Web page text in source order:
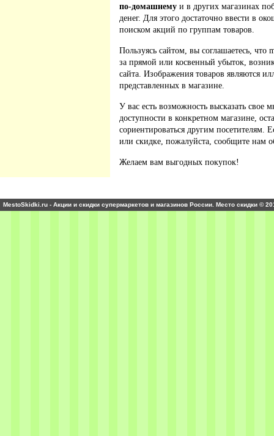
по-домашнему и в других магазинах
денег. Для этого достаточно ввести в
поиском акций по группам товаров.
Пользуясь сайтом, вы соглашаетесь, что
за прямой или косвенный убыток,
сайта. Изображения товаров являются
представленных в магазине.
У вас есть возможность высказать свое
доступности в конкретном магазине,
сориентироваться другим
или скидке, пожалуйста, сообщите нам
Желаем вам выгодных покупок!
MestoSkidki.ru - Акции и скидки супермаркетов и магазинов России. Место скидки ©